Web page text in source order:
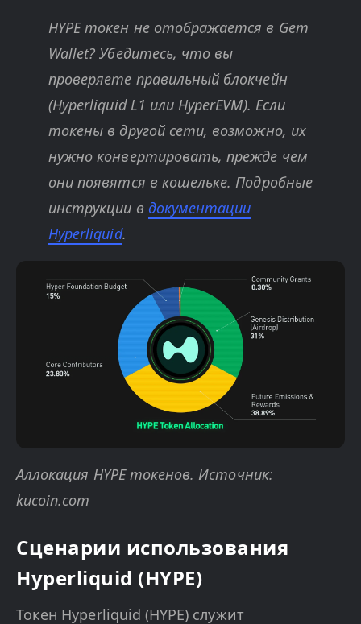
HYPE токен не отображается в Gem
Wallet? Убедитесь, что вы
проверяете правильный блокчейн
(Hyperliquid L1 или HyperEVM). Если
токены в другой сети, возможно, их
нужно конвертировать, прежде чем
они появятся в кошельке. Подробные
инструкции в документации
Hyperliquid.
Аллокация HYPE токенов. Источник:
kucoin.com
Сценарии использования
Hyperliquid (HYPE)
Токен Hyperliquid (HYPE) служит